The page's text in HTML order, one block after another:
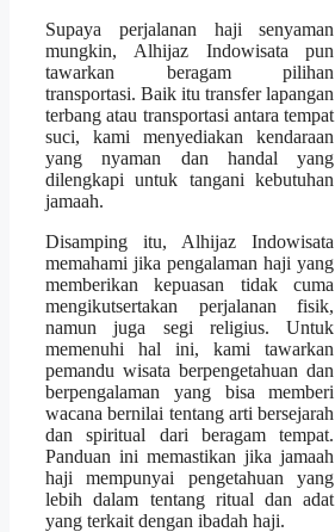
Supaya perjalanan haji senyaman
mungkin, Alhijaz Indowisata pun
tawarkan beragam pilihan
transportasi. Baik itu transfer lapangan
terbang atau transportasi antara tempat
suci, kami menyediakan kendaraan
yang nyaman dan handal yang
dilengkapi untuk tangani kebutuhan
jamaah.
Disamping itu, Alhijaz Indowisata
memahami jika pengalaman haji yang
memberikan kepuasan tidak cuma
mengikutsertakan perjalanan fisik,
namun juga segi religius. Untuk
memenuhi hal ini, kami tawarkan
pemandu wisata berpengetahuan dan
berpengalaman yang bisa memberi
wacana bernilai tentang arti bersejarah
dan spiritual dari beragam tempat.
Panduan ini memastikan jika jamaah
haji mempunyai pengetahuan yang
lebih dalam tentang ritual dan adat
yang terkait dengan ibadah haji.